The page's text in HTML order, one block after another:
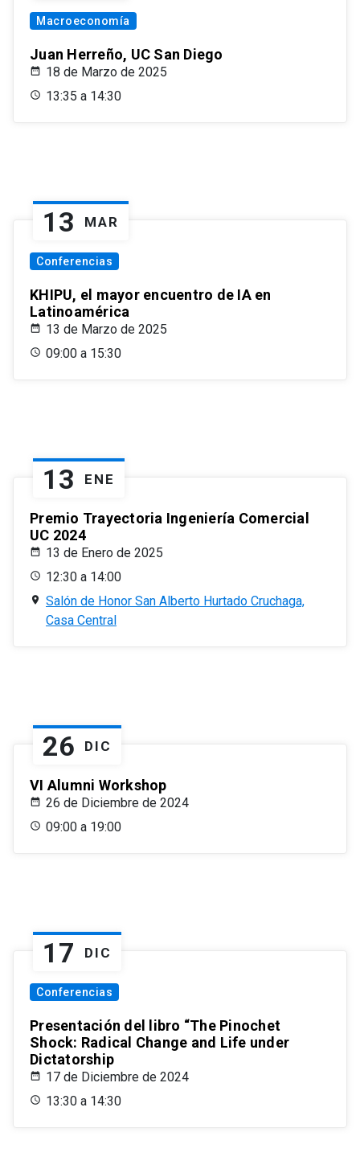
Macroeconomía
Juan Herreño, UC San Diego
18 de Marzo de 2025
13:35 a 14:30
13 MAR
Conferencias
KHIPU, el mayor encuentro de IA en
Latinoamérica
13 de Marzo de 2025
09:00 a 15:30
13 ENE
Premio Trayectoria Ingeniería Comercial
UC 2024
13 de Enero de 2025
12:30 a 14:00
Salón de Honor San Alberto Hurtado Cruchaga,
Casa Central
26 DIC
VI Alumni Workshop
26 de Diciembre de 2024
09:00 a 19:00
17 DIC
Conferencias
Presentación del libro “The Pinochet
Shock: Radical Change and Life under
Dictatorship
17 de Diciembre de 2024
13:30 a 14:30